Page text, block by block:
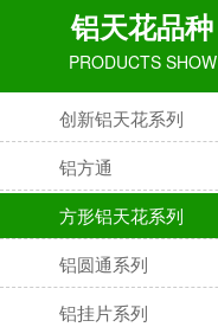
铝天花品种
PRODUCTS SHOW
创新铝天花系列
铝方通
方形铝天花系列
铝圆通系列
铝挂片系列